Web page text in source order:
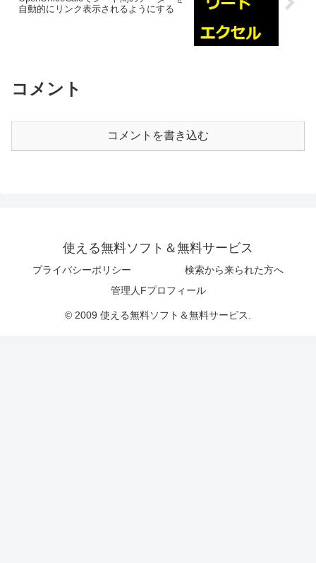
自動的にリンク表示されるようにする
コメント
コメントを書き込む
使える無料ソフト＆無料サービス
プライバシーポリシー
検索から来られた方へ
管理人Fプロフィール
© 2009 使える無料ソフト＆無料サービス.